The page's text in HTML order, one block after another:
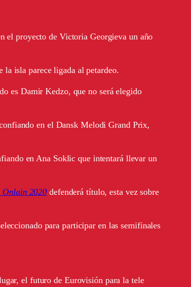
el proyecto de Victoria Georgieva un año
isla parece ligada al petardeo.
es Damir Kedzo, que no será elegido
en el Dansk Melodi Grand Prix,
en Ana Soklic que intentará llevar un
Onlain 2020 defenderá título, esta vez sobre
para participar en las semifinales
el futuro de Eurovisión para la tele